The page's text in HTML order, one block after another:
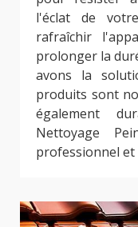
l'éclat de
rafraîchir
prolonger la
avons la
produits sont
également
Nettoyage
professionnel et